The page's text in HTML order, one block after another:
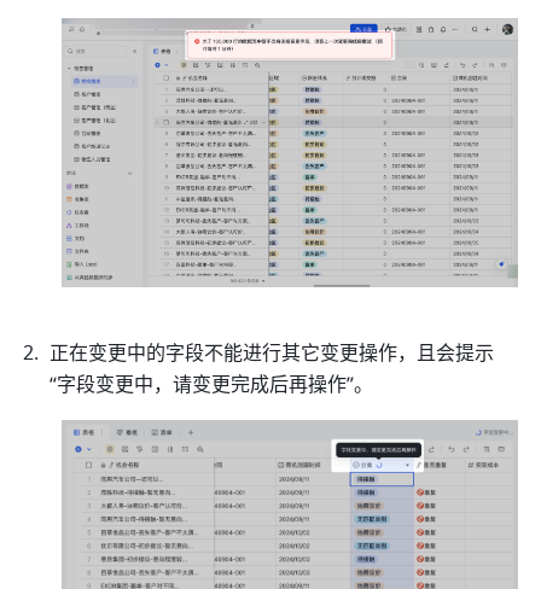
正在变更中的字段不能进行其它变更操作，且会提示
“字段变更中，请变更完成后再操作”。